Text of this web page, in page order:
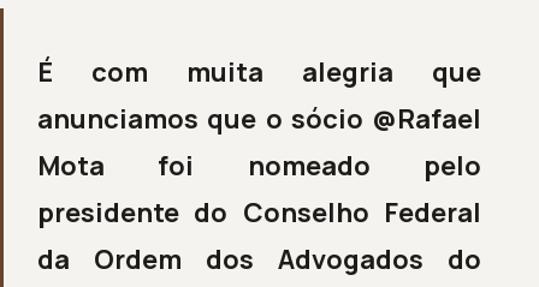
É com muita alegria que
anunciamos que o sócio @Rafael
Mota foi nomeado pelo
presidente do Conselho Federal
da Ordem dos Advogados do